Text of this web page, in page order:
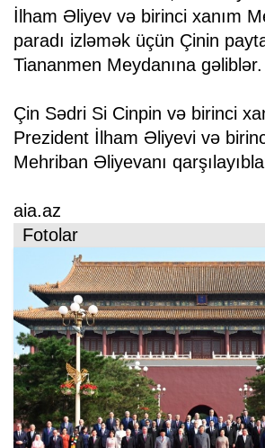
İlham Əliyev və birinci xanım
paradı izləmək üçün Çinin
Tiananmen Meydanına gəliblər.
Çin Sədri Si Cinpin və birinci
Prezident İlham Əliyevi və
Mehriban Əliyevanı
aia.az
Fotolar